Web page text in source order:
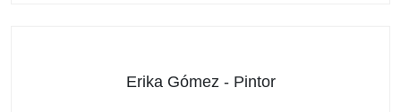
Erika Gómez - Pintor